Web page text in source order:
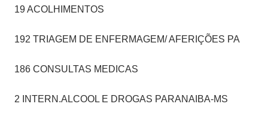
19 ACOLHIMENTOS
192 TRIAGEM DE ENFERMAGEM/ AFERIÇÕES PA
186 CONSULTAS MEDICAS
2 INTERN.ALCOOL E DROGAS PARANAIBA-MS